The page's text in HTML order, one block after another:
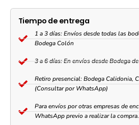
Tiempo de entrega
1 a 3 días: Envíos desde todas las
Bodega Colón
3 a 6 días: En envíos desde Bodega
Retiro presencial: Bodega Calidonia,
(Consultar por WhatsApp)
Para envíos por otras empresas de
WhatsApp previo a realizar la